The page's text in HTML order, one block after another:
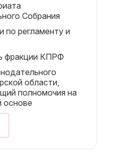
Собрания
по регламенту и
фракции КПРФ
области,
полномочия на
основе